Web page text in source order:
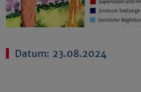
Datum: 23.08.2024